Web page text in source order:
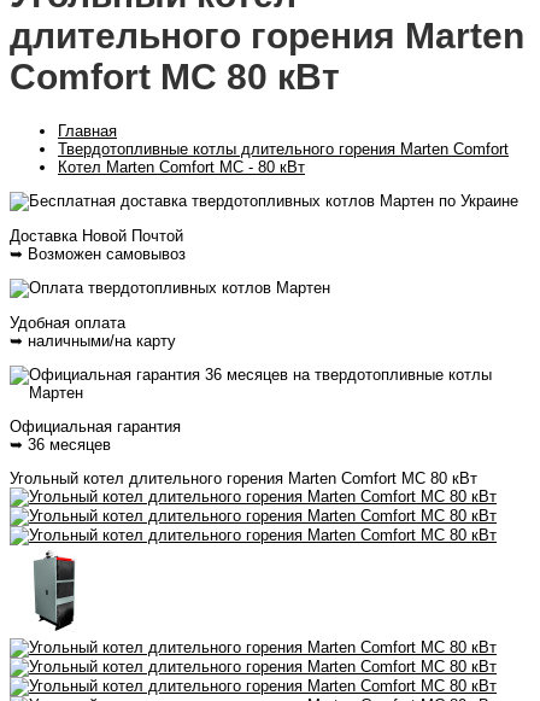
длительного горения Marten
Comfort MC 80 кВт
Главная
Твердотопливные котлы длительного горения Marten Comfort
Котел Marten Comfort MC - 80 кВт
Доставка Новой Почтой
➥ Возможен самовывоз
Удобная оплата
➥ наличными/на карту
Официальная гарантия
➥ 36 месяцев
Угольный котел длительного горения Marten Comfort MC 80 кВт